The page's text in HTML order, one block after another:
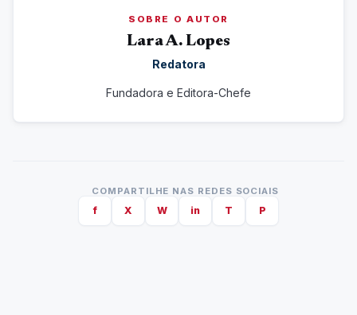
SOBRE O AUTOR
Lara A. Lopes
Redatora
Fundadora e Editora-Chefe
COMPARTILHE NAS REDES SOCIAIS
f X W in T P